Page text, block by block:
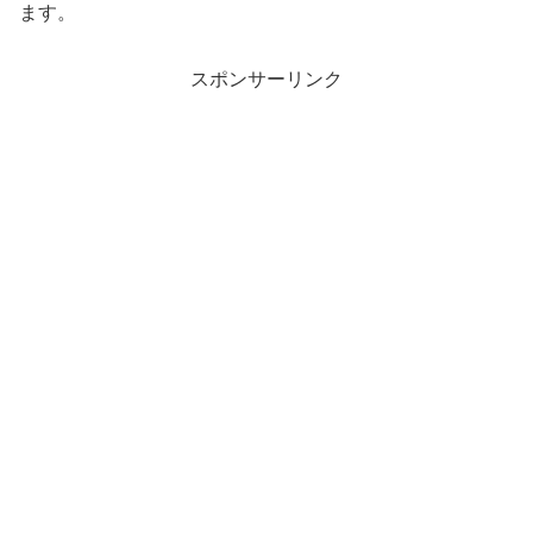
ます。
スポンサーリンク